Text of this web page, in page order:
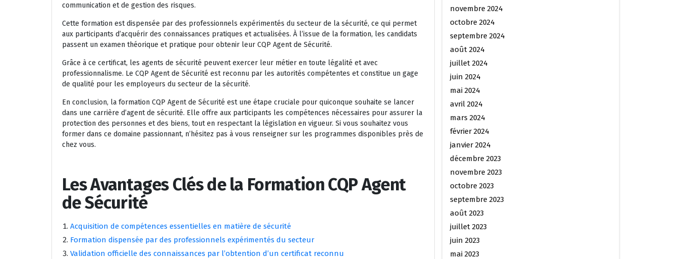
communication et de gestion des risques.
Cette formation est dispensée par des professionnels expérimentés du secteur de la sécurité, ce qui permet
aux participants d’acquérir des connaissances pratiques et actualisées. À l’issue de la formation, les candidats
passent un examen théorique et pratique pour obtenir leur CQP Agent de Sécurité.
Grâce à ce certificat, les agents de sécurité peuvent exercer leur métier en toute légalité et avec
professionnalisme. Le CQP Agent de Sécurité est reconnu par les autorités compétentes et constitue un gage
de qualité pour les employeurs du secteur de la sécurité.
En conclusion, la formation CQP Agent de Sécurité est une étape cruciale pour quiconque souhaite se lancer
dans une carrière d’agent de sécurité. Elle offre aux participants les compétences nécessaires pour assurer la
protection des personnes et des biens, tout en respectant la législation en vigueur. Si vous souhaitez vous
former dans ce domaine passionnant, n’hésitez pas à vous renseigner sur les programmes disponibles près de
chez vous.
Les Avantages Clés de la Formation CQP Agent
de Sécurité
Acquisition de compétences essentielles en matière de sécurité
Formation dispensée par des professionnels expérimentés du secteur
Validation officielle des connaissances par l’obtention d’un certificat reconnu
novembre 2024
octobre 2024
septembre 2024
août 2024
juillet 2024
juin 2024
mai 2024
avril 2024
mars 2024
février 2024
janvier 2024
décembre 2023
novembre 2023
octobre 2023
septembre 2023
août 2023
juillet 2023
juin 2023
mai 2023